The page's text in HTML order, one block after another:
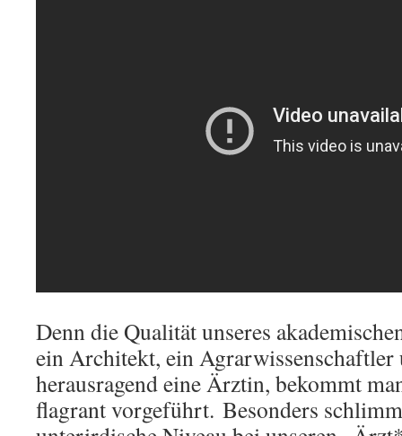
Denn die Qualität unseres
ein Architekt, ein Agrarwissenschaftler
herausragend eine Ärztin, bekommt
flagrant vorgeführt. Besonders